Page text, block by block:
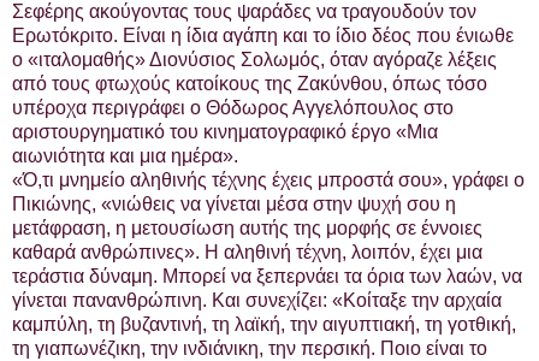
Σεφέρης ακούγοντας τους ψαράδες να τραγουδούν τον
Ερωτόκριτο. Είναι η ίδια αγάπη και το ίδιο δέος που ένιωθε
ο «ιταλομαθής» Διονύσιος Σολωμός, όταν αγόραζε λέξεις
από τους φτωχούς κατοίκους της Ζακύνθου, όπως τόσο
υπέροχα περιγράφει ο Θόδωρος Αγγελόπουλος στο
αριστουργηματικό του κινηματογραφικό έργο «Μια
αιωνιότητα και μια ημέρα».
«Ό,τι μνημείο αληθινής τέχνης έχεις μπροστά σου», γράφει ο
Πικιώνης, «νιώθεις να γίνεται μέσα στην ψυχή σου η
μετάφραση, η μετουσίωση αυτής της μορφής σε έννοιες
καθαρά ανθρώπινες». Η αληθινή τέχνη, λοιπόν, έχει μια
τεράστια δύναμη. Μπορεί να ξεπερνάει τα όρια των λαών, να
γίνεται πανανθρώπινη. Και συνεχίζει: «Κοίταξε την αρχαία
καμπύλη, τη βυζαντινή, τη λαϊκή, την αιγυπτιακή, τη γοτθική,
τη γιαπωνέζικη, την ινδιάνικη, την περσική. Ποιο είναι το